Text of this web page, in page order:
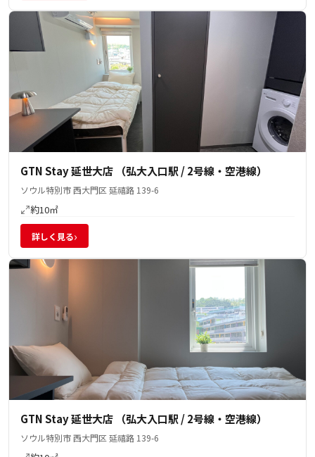
GTN Stay 延世大店 （弘大入口駅 / 2号線・空港線）
ソウル特別市 西大門区 延禧路 139-6
約10㎡
詳しく見る›
GTN Stay 延世大店 （弘大入口駅 / 2号線・空港線）
ソウル特別市 西大門区 延禧路 139-6